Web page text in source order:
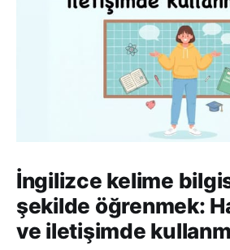
İngilizce kelime
şekilde öğrenmek:
ve iletişimde